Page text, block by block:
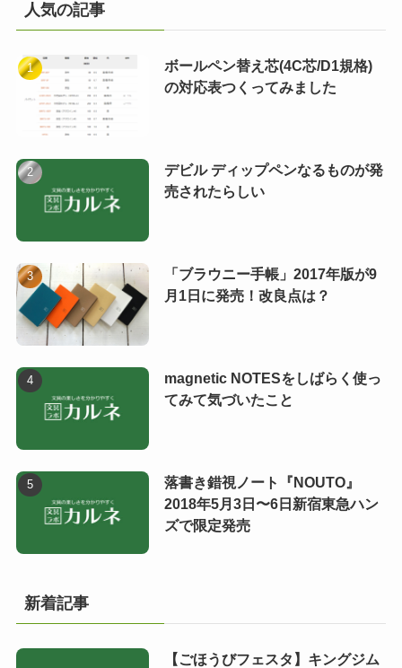
人気の記事
ボールペン替え芯(4C芯/D1規格)
の対応表つくってみました
デビル ディップペンなるものが発
売されたらしい
「ブラウニー手帳」2017年版が9
月1日に発売！改良点は？
magnetic NOTESをしばらく使っ
てみて気づいたこと
落書き錯視ノート『NOUTO』
2018年5月3日〜6日新宿東急ハン
ズで限定発売
新着記事
【ごほうびフェスタ】キングジム